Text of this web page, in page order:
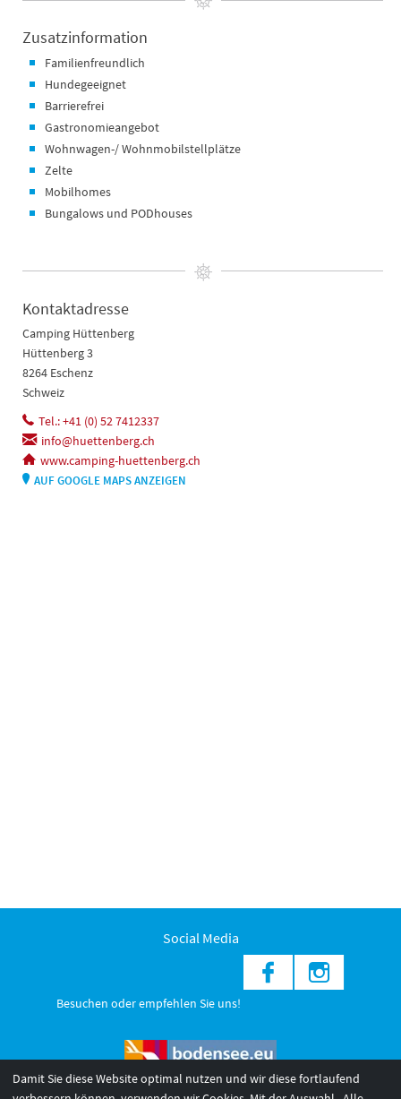
Zusatzinformation
Familienfreundlich
Hundegeeignet
Barrierefrei
Gastronomieangebot
Wohnwagen-/ Wohnmobilstellplätze
Zelte
Mobilhomes
Bungalows und PODhouses
Kontaktadresse
Camping Hüttenberg
Hüttenberg 3
8264 Eschenz
Schweiz
Tel.: +41 (0) 52 7412337
info@huettenberg.ch
www.camping-huettenberg.ch
AUF GOOGLE MAPS ANZEIGEN
Social Media
Besuchen oder empfehlen Sie uns!
Damit Sie diese Website optimal nutzen und wir diese fortlaufend